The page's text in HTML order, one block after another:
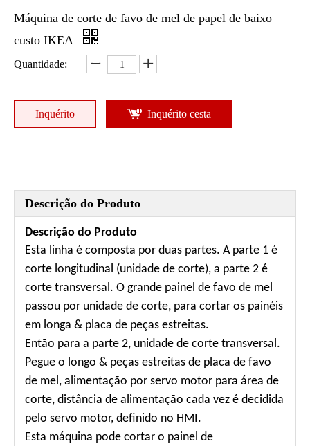
Máquina de corte de favo de mel de papel de baixo
custo IKEA
Quantidade:
Inquérito Inquérito cesta
Descrição do Produto
Descrição do Produto
Esta linha é composta por duas partes. A parte 1 é
corte longitudinal (unidade de corte), a parte 2 é
corte transversal. O grande painel de favo de mel
passou por unidade de corte, para cortar os painéis
em longa & placa de peças estreitas.
Então para a parte 2, unidade de corte transversal.
Pegue o longo & peças estreitas de placa de favo
de mel, alimentação por servo motor para área de
corte, distância de alimentação cada vez é decidida
pelo servo motor, definido no HMI.
Esta máquina pode cortar o painel de